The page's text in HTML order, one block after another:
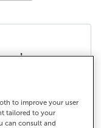
de
to improve your user
tailored to your
can consult and